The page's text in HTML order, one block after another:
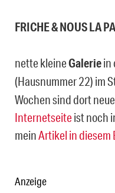
FRICHE & NOUS LA
nette kleineGaleriein
(Hausnummer 22) im
Wochen sind dort
Internetseiteist noch
meinArtikel in diesem
Anzeige